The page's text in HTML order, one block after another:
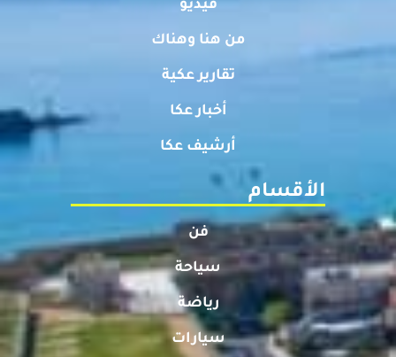
فيديو
من هنا وهناك
تقارير عكية
أخبار عكا
أرشيف عكا
الأقسام
فن
سياحة
رياضة
سيارات